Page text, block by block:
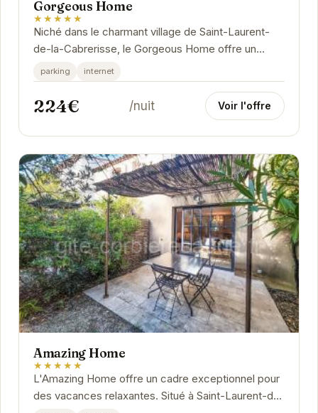
Gorgeous Home
★★★★★
Niché dans le charmant village de Saint-Laurent-
de-la-Cabrerisse, le Gorgeous Home offre un
refuge paisible pour les voyageurs en quête de
détente...
parking internet
224€ /nuit Voir l'offre
Amazing Home
★★★★★
L'Amazing Home offre un cadre exceptionnel pour
des vacances relaxantes. Situé à Saint-Laurent-de-